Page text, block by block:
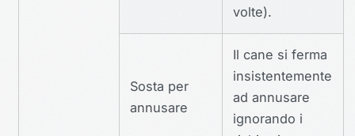
volte).
Sosta per
annusare
Il cane si ferma
insistentemente
ad annusare
ignorando i